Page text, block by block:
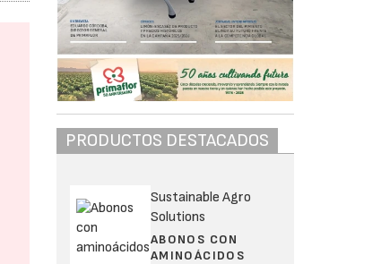
PRODUCTOS DESTACADOS
Sustainable Agro
Solutions
ABONOS CON
AMINOÁCIDOS